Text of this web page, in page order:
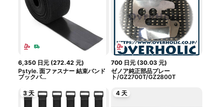
6,350 日元(272.42 元)
Pstyle. 面ファスナー 結束バンド
ブックバ...
700 日元 (30.03 元)
ゼノア純正部品プレー
ト/GZ2700T/GZ2800T
3 天 4 天